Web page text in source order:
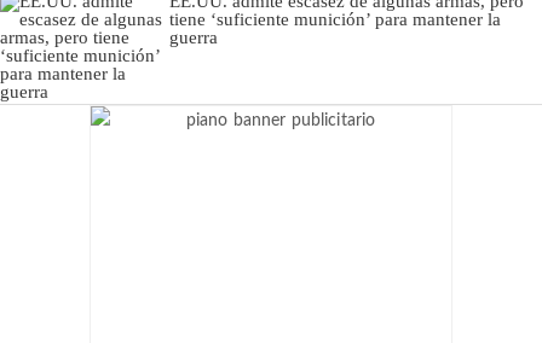
tiene ‘suficiente munición’ para mantener la
guerra